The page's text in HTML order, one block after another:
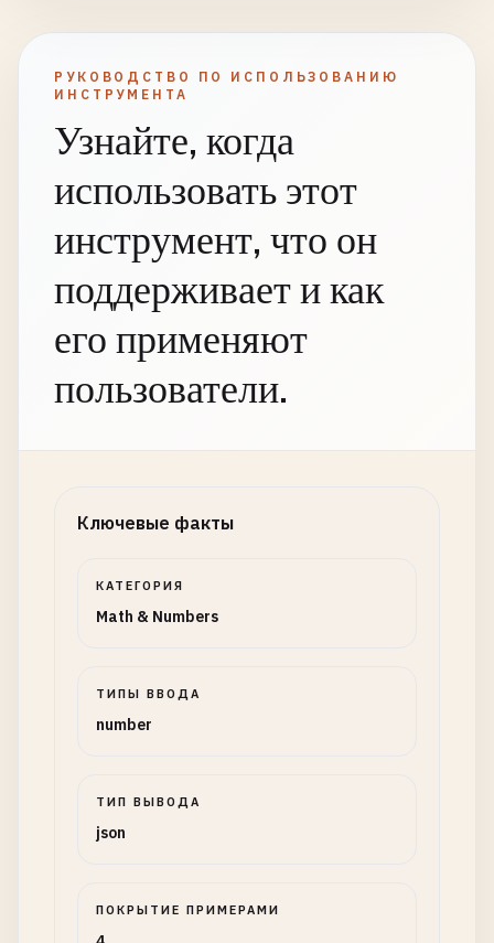
РУКОВОДСТВО ПО ИСПОЛЬЗОВАНИЮ
ИНСТРУМЕНТА
Узнайте, когда
использовать этот
инструмент, что он
поддерживает и как
его применяют
пользователи.
Ключевые факты
КАТЕГОРИЯ
Math & Numbers
ТИПЫ ВВОДА
number
ТИП ВЫВОДА
json
ПОКРЫТИЕ ПРИМЕРАМИ